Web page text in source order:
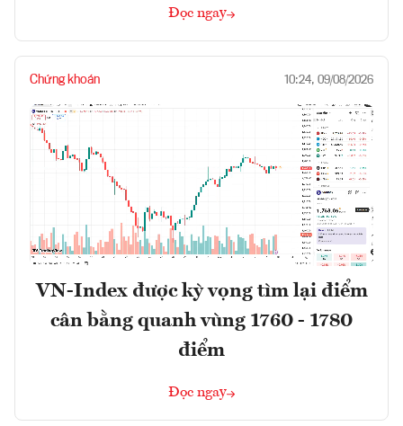
Đọc ngay
Chứng khoán 10:24, 09/08/2026
VN-Index được kỳ vọng tìm lại điểm
cân bằng quanh vùng 1760 - 1780
điểm
Đọc ngay